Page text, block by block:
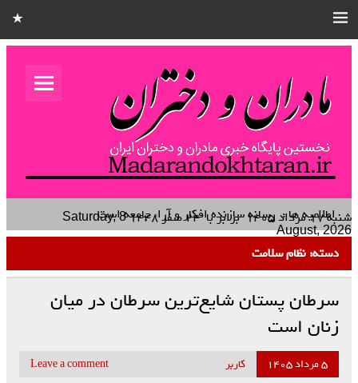
مادران و
اطلاعیه ها : رسانه سازنده افکار و آراء جامعه است شنبه ۱۷ مرداد ۱۴۰۵ برابر با۲۴ صفر ۱۴۴۸
Saturday, 8
August, 2026
دسته: نظام سلامت
سرطان پستان شایع‌ترین سرطان در میان
زنان است
۵ مرداد ۱۴۰۵ کاربر Leave a comment